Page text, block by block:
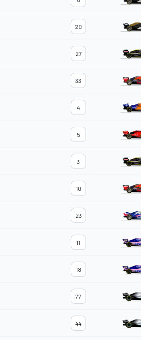
20
27
33
4
5
3
10
23
11
18
77
44